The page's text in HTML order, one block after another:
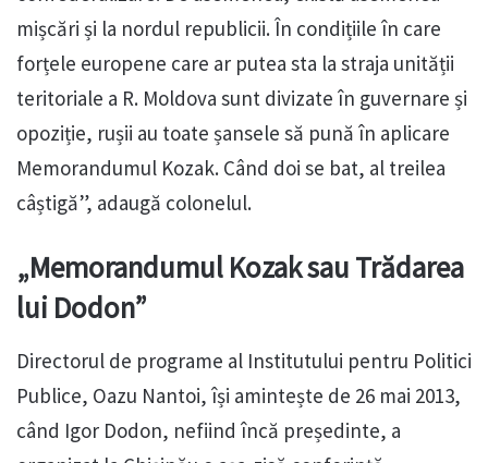
mișcări și la nordul republicii. În condițiile în care
forțele europene care ar putea sta la straja unității
teritoriale a R. Moldova sunt divizate în guvernare și
opoziție, rușii au toate șansele să pună în aplicare
Memorandumul Kozak. Când doi se bat, al treilea
câștigă”, adaugă colonelul.
„Memorandumul Kozak sau Trădarea
lui Dodon”
Directorul de programe al Institutului pentru Politici
Publice, Oazu Nantoi, își amintește de 26 mai 2013,
când Igor Dodon, nefiind încă președinte, a